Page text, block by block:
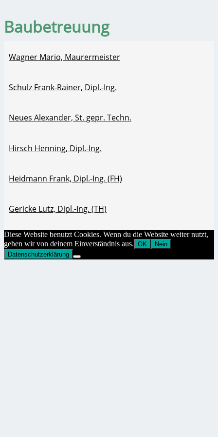
Baubetreuung
Wagner Mario, Maurermeister
Schulz Frank-Rainer, Dipl.-Ing.
Neues Alexander, St. gepr. Techn.
Hirsch Henning, Dipl.-Ing.
Heidmann Frank, Dipl.-Ing. (FH)
Gericke Lutz, Dipl.-Ing. (TH)
Diese Website benutzt Cookies. Wenn du die Website weiter nutzt,
gehen wir von deinem Einverständnis aus. OK
Nein
Datenschutzerklärung